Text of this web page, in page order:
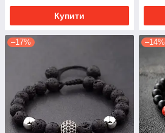
Купити
–17% –14%